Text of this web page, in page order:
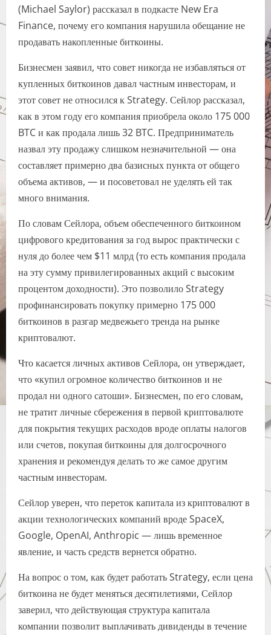
(Michael Saylor) рассказал в подкасте New Era
Finance, почему его компания нарушила обещание не
продавать накопленные биткоины.
Бизнесмен заявил, что совет никогда не избавляться от
купленных биткоинов давал частным инвесторам, и
этот совет не относился к Strategy. Сейлор рассказал,
как в этом году его компания приобрела около 175 000
BTC и как продала лишь 32 BTC. Предприниматель
назвал эту продажу слишком незначительной — она
составляет примерно два базисных пункта от общего
объема активов, — и посоветовал не уделять ей так
много внимания.
По словам Сейлора, объем обеспеченного биткоином
цифрового кредитования за год вырос практически с
нуля до более чем $11 млрд (то есть компания продала
на эту сумму привилегированных акций с высоким
процентом доходности). Это позволило Strategy
профинансировать покупку примерно 175 000
биткоинов в разгар медвежьего тренда на рынке
криптовалют.
Что касается личных активов Сейлора, он утверждает,
что «купил огромное количество биткоинов и не
продал ни одного сатоши». Бизнесмен, по его словам,
не тратит личные сбережения в первой криптовалюте
для покрытия текущих расходов вроде оплаты налогов
или счетов, покупая биткоины для долгосрочного
хранения и рекомендуя делать то же самое другим
частным инвесторам.
Сейлор уверен, что переток капитала из криптовалют в
акции технологических компаний вроде SpaceX,
Google, OpenAI, Anthropic — лишь временное
явление, и часть средств вернется обратно.
На вопрос о том, как будет работать Strategy, если цена
биткоина не будет меняться десятилетиями, Сейлор
заверил, что действующая структура капитала
компании позволит выплачивать дивиденды в течение